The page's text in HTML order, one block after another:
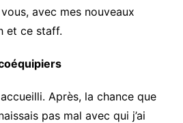
avec mes nouveaux
et ce staff.
Après, la chance que
pas mal avec qui j’ai